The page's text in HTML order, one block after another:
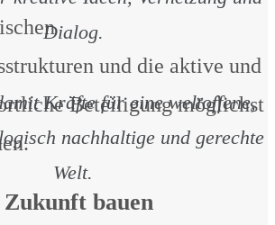
und die aktive und
Beteiligung möglichst
bauen
Dialog.
Kräfte für eine weltoffene,
nachhaltige und gerechte
Welt.